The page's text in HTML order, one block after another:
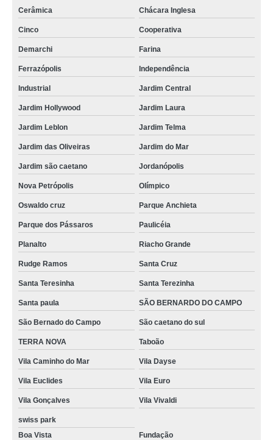
Cerâmica Chácara Inglesa
Cinco Cooperativa
Demarchi Farina
Ferrazópolis Independência
Industrial Jardim Central
Jardim Hollywood Jardim Laura
Jardim Leblon Jardim Telma
Jardim das Oliveiras Jardim do Mar
Jardim são caetano Jordanópolis
Nova Petrópolis Olímpico
Oswaldo cruz Parque Anchieta
Parque dos Pássaros Paulicéia
Planalto Riacho Grande
Rudge Ramos Santa Cruz
Santa Teresinha Santa Terezinha
Santa paula SÃO BERNARDO DO CAMPO
São Bernado do Campo São caetano do sul
TERRA NOVA Taboão
Vila Caminho do Mar Vila Dayse
Vila Euclides Vila Euro
Vila Gonçalves Vila Vivaldi
swiss park
Boa Vista
Fundação